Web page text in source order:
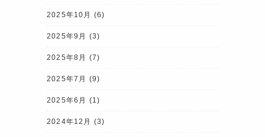
2025年10月 (6)
2025年9月 (3)
2025年8月 (7)
2025年7月 (9)
2025年6月 (1)
2024年12月 (3)